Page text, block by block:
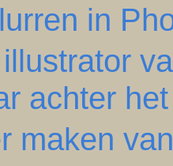
in
achter
maken